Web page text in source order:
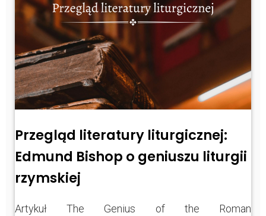
Przegląd literatury liturgicznej:
Edmund Bishop o geniuszu liturgii
rzymskiej
Artykuł The Genius of the Roman